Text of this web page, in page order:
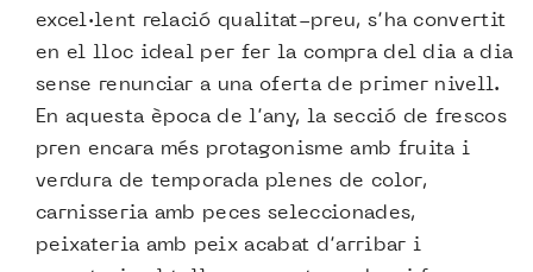
excel·lent relació qualitat-preu, s’ha convertit
en el lloc ideal per fer la compra del dia a dia
sense renunciar a una oferta de primer nivell.
En aquesta època de l’any, la secció de frescos
pren encara més protagonisme amb fruita i
verdura de temporada plenes de color,
carnisseria amb peces seleccionades,
peixateria amb peix acabat d’arribar i